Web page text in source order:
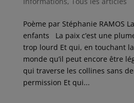
Poème par Stéphanie RAMOS
enfants La paix c’est une
trop lourd Et qui, en touchant
monde qu’il peut encore être
qui traverse les collines sans
permission Et qui...